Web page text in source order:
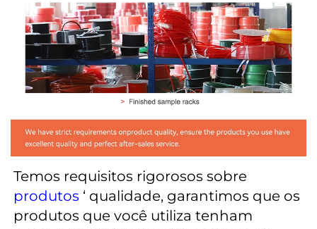
produtos ‘ qualidade, garantimos que os
produtos que você utiliza tenham